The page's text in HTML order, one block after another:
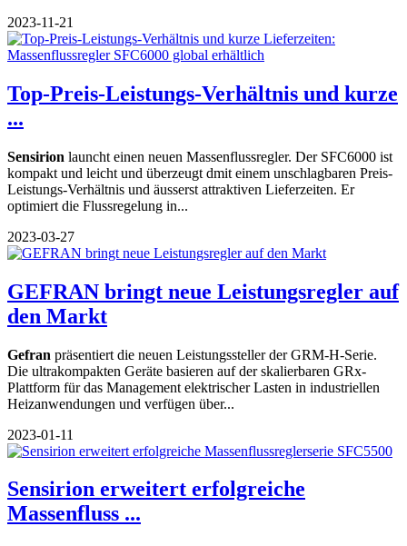
2023-11-21
Top-Preis-Leistungs-Verhältnis und kurze
...
Sensirion launcht einen neuen Massenflussregler. Der SFC6000 ist
kompakt und leicht und überzeugt dmit einem unschlagbaren Preis-
Leistungs-Verhältnis und äusserst attraktiven Lieferzeiten. Er
optimiert die Flussregelung in...
2023-03-27
GEFRAN bringt neue Leistungsregler auf
den Markt
Gefran präsentiert die neuen Leistungssteller der GRM-H-Serie.
Die ultrakompakten Geräte basieren auf der skalierbaren GRx-
Plattform für das Management elektrischer Lasten in industriellen
Heizanwendungen und verfügen über...
2023-01-11
Sensirion erweitert erfolgreiche
Massenfluss ...